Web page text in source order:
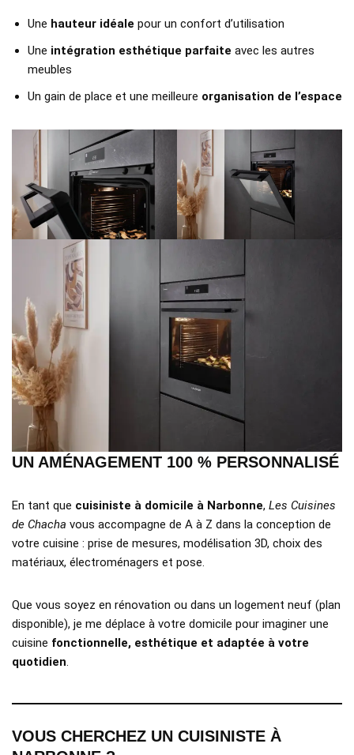
Une hauteur idéale pour un confort d’utilisation
Une intégration esthétique parfaite avec les autres
meubles
Un gain de place et une meilleure organisation de l’espace
UN AMÉNAGEMENT 100 % PERSONNALISÉ
En tant que cuisiniste à domicile à Narbonne, Les Cuisines
de Chacha vous accompagne de A à Z dans la conception de
votre cuisine : prise de mesures, modélisation 3D, choix des
matériaux, électroménagers et pose.
Que vous soyez en rénovation ou dans un logement neuf (plan
disponible), je me déplace à votre domicile pour imaginer une
cuisine fonctionnelle, esthétique et adaptée à votre
quotidien.
VOUS CHERCHEZ UN CUISINISTE À